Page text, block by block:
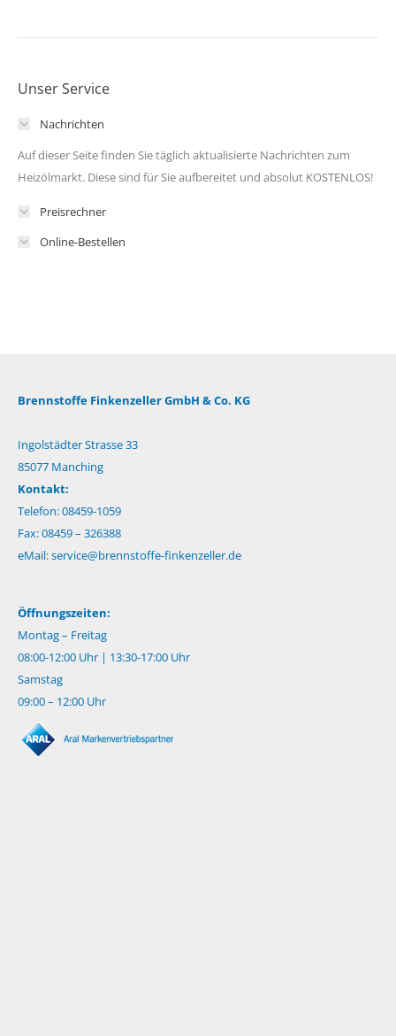
Unser Service
Nachrichten
Auf dieser Seite finden Sie täglich aktualisierte Nachrichten zum
Heizölmarkt. Diese sind für Sie aufbereitet und absolut KOSTENLOS!
Preisrechner
Online-Bestellen
Brennstoffe Finkenzeller GmbH & Co. KG
Ingolstädter Strasse 33
85077 Manching
Kontakt:
Telefon: 08459-1059
Fax: 08459 – 326388
eMail:service@brennstoffe-finkenzeller.de
Öffnungszeiten:
Montag – Freitag
08:00-12:00 Uhr | 13:30-17:00 Uhr
Samstag
09:00 – 12:00 Uhr